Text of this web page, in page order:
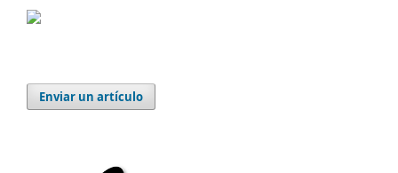
Enviar un artículo